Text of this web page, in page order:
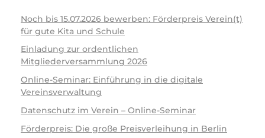
Noch bis 15.07.2026 bewerben: Förderpreis Verein(t)
für gute Kita und Schule
Einladung zur ordentlichen
Mitgliederversammlung 2026
Online-Seminar: Einführung in die digitale
Vereinsverwaltung
Datenschutz im Verein – Online-Seminar
Förderpreis: Die große Preisverleihung in Berlin